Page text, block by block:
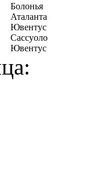
Болонья
Аталанта
Ювентус
Сассуоло
Ювентус